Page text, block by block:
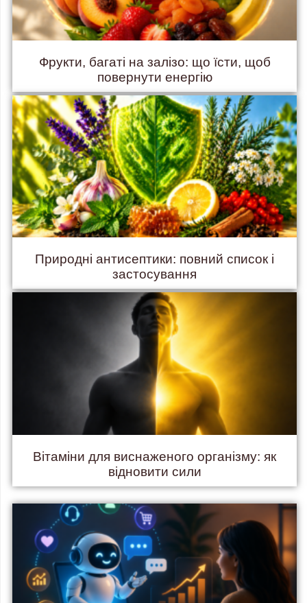
Фрукти, багаті на залізо: що їсти, щоб
повернути енергію
Природні антисептики: повний список і
застосування
Вітаміни для виснаженого організму: як
відновити сили